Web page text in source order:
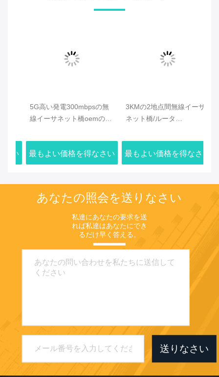
5G高い発電300mbpsの無
線イーサネット橋oemの無
最もよい価格を得なさい
3KMの2地点間無線イーサ
ネット橋/ルータ
最もよい価格を得なさい
あなたの照会を送りなさい
私達にあなたの要求を送
れば私達はあなたにでき
るだけ早く答える。
送りなさい